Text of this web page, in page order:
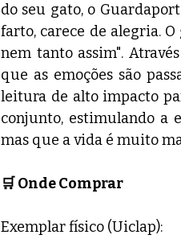
do seu gato, o
farto, carece de alegria.
nem tanto assim".
que as emoções são
leitura de alto impacto
conjunto, estimulando a
mas que a vida é muito
🛒 Onde Comprar
Exemplar físico (Uiclap):